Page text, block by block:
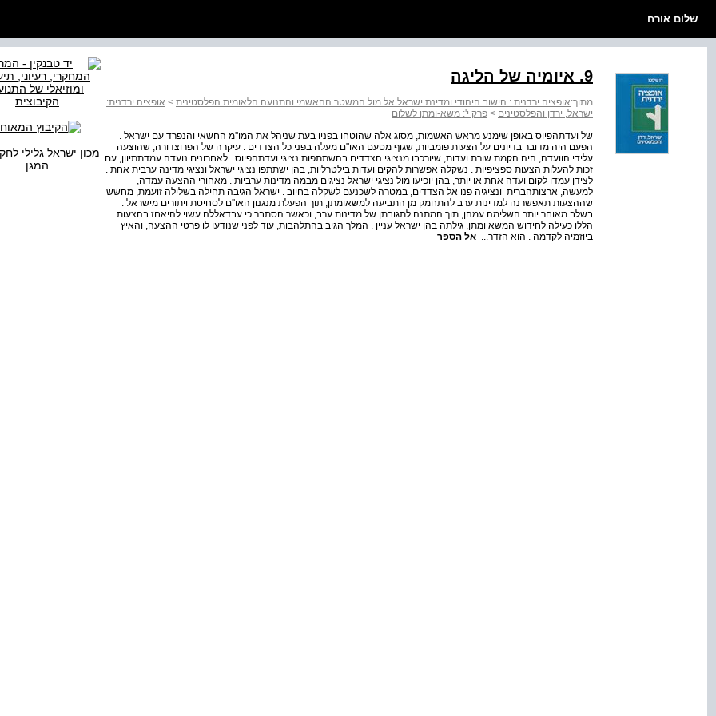
שלום אורח
9. איומיה של הליגה
מתוך:אופציה ירדנית : הישוב היהודי ומדינת ישראל אל מול המשטר ההאשמי והתנועה הלאומית הפלסטינית > אופציה ירדנית:
ישראל, ירדן והפלסטינים > פרק י': משא-ומתן לשלום
של ועדת­הפיוס באופן שימנע מראש האשמות, מסוג אלה שהוטחו בפניו בעת שניהל את המו''מ החשאי והנפרד עם ישראל .
הפעם היה מדובר בדיונים על הצעות פומביות, שגוף מטעם האו"ם מעלה בפני כל הצדדים . עיקרה של הפרוצדורה, שהוצעה
על­ידי הוועדה, היה הקמת שורת ועדות, שיורכבו מנציגי הצדדים בהשתתפות נציגי ועדת­הפיוס . לאחרונים נועדה עמדת­תיוון­, עם
זכות להעלות הצעות ספציפיות . נשקלה אפשרות להקים ועדות בילטרליות, בהן ישתתפו נציגי ישראל ונציגי מדינה ערבית אחת .
לצידן עמדו לקום ועדה אחת או יותר, בהן יופיעו מול נציגי ישראל נציגים מבמה מדינות ערביות . מאחורי ההצעה עמדה,
למעשה, ארצות­הברית ­ ונציגיה פנו אל הצדדים, במטרה לשכנעם לשקלה בחיוב . ישראל הגיבה תחילה בשלילה זועמת, מחשש
שההצעות תאפשרנה למדינות ערב להתחמק מן התביעה למשא­ומתן, תוך הפעלת מנגנון האו''ם לסחיטת ויתורים מישראל .
בשלב מאוחר יותר השלימה עמהן, תוך המתנה לתגובתן של מדינות ערב, וכאשר הסתבר כי עבדאללה עשוי להיאחז בהצעות
הללו כעילה לחידוש המשא­ ומתן, גילתה בהן ישראל עניין . המלך הגיב בהתלהבות, עוד לפני שנודעו לו פרטי ההצעה, והאיץ
ביוזמיה לקדמה . הוא הזדר... אל הספר
מכון ישראל גלילי
המגן